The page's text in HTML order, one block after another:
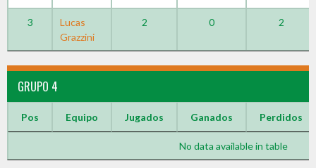
3
Lucas
Grazzini
2 0 2
GRUPO 4
Pos Equipo Jugados Ganados Perdidos
No data available in table